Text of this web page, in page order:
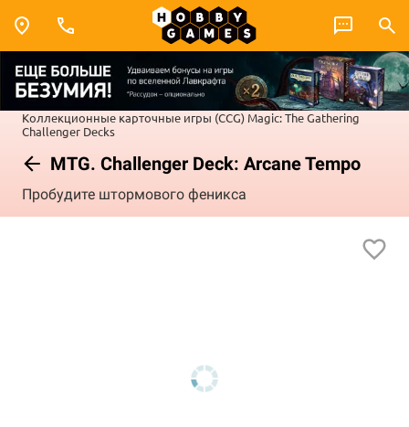
Коллекционные карточные игры (CCG) Magic: The Gathering
Challenger Decks
MTG. Challenger Deck: Arcane Tempo
Пробудите штормового феникса